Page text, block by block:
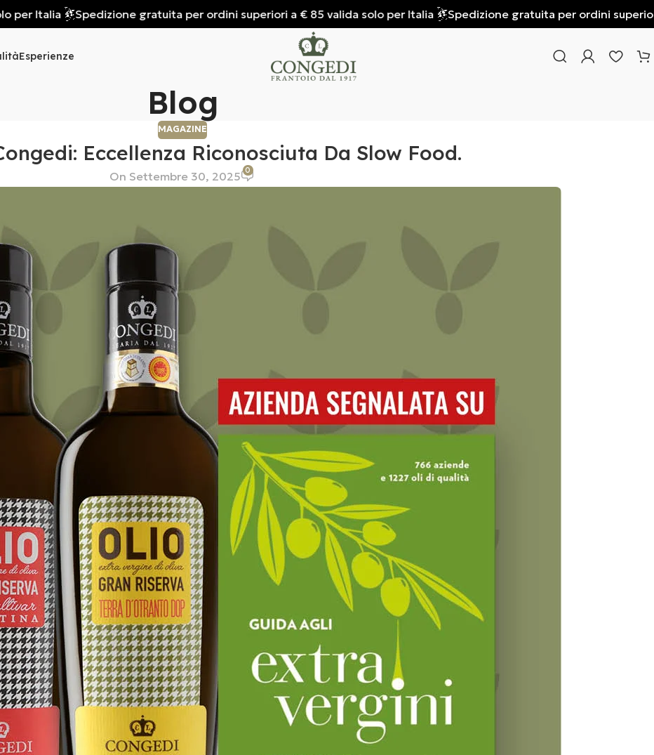
Italia Spedizione gratuita per ordini superiori a € 85 valida solo per Italia Spedizione gratuita per ordini superiori a
Esperienze
Blog
MAGAZINE
Eccellenza Riconosciuta Da Slow Food.
On Settembre 30, 2025 0